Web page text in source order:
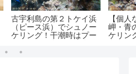
古宇利島の第２トケイ浜
（ピース浜）でシュノー
ケリング！干潮時はプー
は無料！
【個
岬・青
ケリン